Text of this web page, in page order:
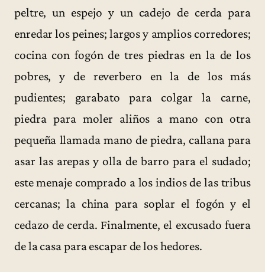
peltre, un espejo y un cadejo de cerda para
enredar los peines; largos y amplios corredores;
cocina con fogón de tres piedras en la de los
pobres, y de reverbero en la de los más
pudientes; garabato para colgar la carne,
piedra para moler aliños a mano con otra
pequeña llamada mano de piedra, callana para
asar las arepas y olla de barro para el sudado;
este menaje comprado a los indios de las tribus
cercanas; la china para soplar el fogón y el
cedazo de cerda. Finalmente, el excusado fuera
de la casa para escapar de los hedores.